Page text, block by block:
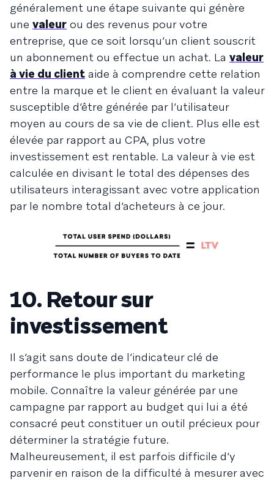
généralement une étape suivante qui génère
une valeur ou des revenus pour votre
entreprise, que ce soit lorsqu’un client souscrit
un abonnement ou effectue un achat. La valeur
à vie du client aide à comprendre cette relation
entre la marque et le client en évaluant la valeur
susceptible d’être générée par l’utilisateur
moyen au cours de sa vie de client. Plus elle est
élevée par rapport au CPA, plus votre
investissement est rentable. La valeur à vie est
calculée en divisant le total des dépenses des
utilisateurs interagissant avec votre application
par le nombre total d’acheteurs à ce jour.
10. Retour sur
investissement
Il s’agit sans doute de l’indicateur clé de
performance le plus important du marketing
mobile. Connaître la valeur générée par une
campagne par rapport au budget qui lui a été
consacré peut constituer un outil précieux pour
déterminer la stratégie future.
Malheureusement, il est parfois difficile d’y
parvenir en raison de la difficulté à mesurer avec